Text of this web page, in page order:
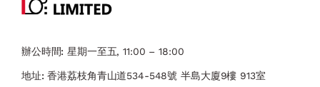
辦公時間: 星期一至五, 11:00 – 18:00
地址: 香港荔枝角青山道534-548號 ​半島大廈9樓 913室